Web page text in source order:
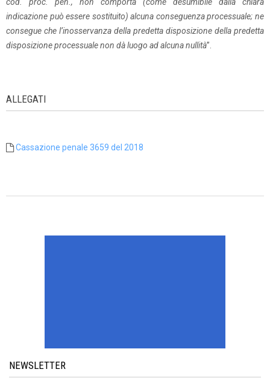
indicazione può essere sostituito) alcuna conseguenza processuale; ne
consegue che l’inosservanza della predetta disposizione della predetta
disposizione processuale non dà luogo ad alcuna nullità”.
ALLEGATI
Cassazione penale 3659 del 2018
NEWSLETTER